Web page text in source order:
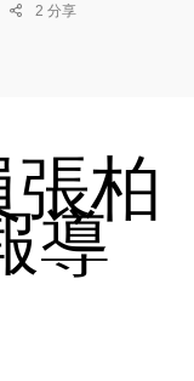
2 分享
柏
導